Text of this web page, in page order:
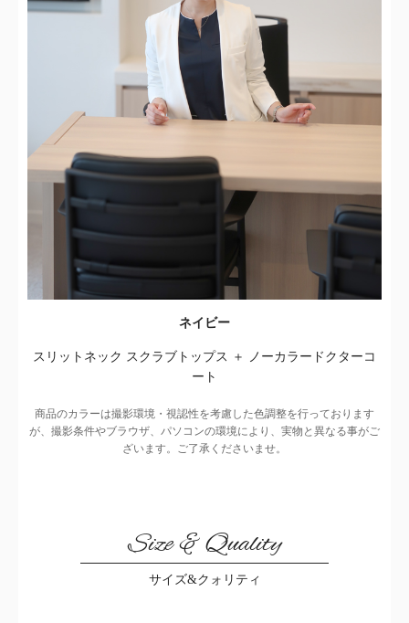
ネイビー
スリットネック スクラブトップス ＋ ノーカラードクターコ
ート
商品のカラーは撮影環境・視認性を考慮した色調整を行っております
が、撮影条件やブラウザ、パソコンの環境により、実物と異なる事がご
ざいます。ご了承くださいませ。
Size & Quality
サイズ&クォリティ